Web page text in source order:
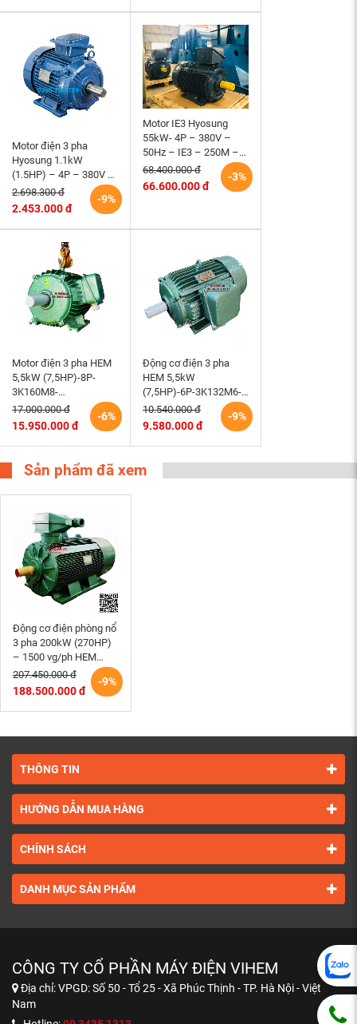
Motor điện 3 pha
Hyosung 1.1kW
(1.5HP) – 4P – 380V –
50Hz – TEFC – 90S
(tốc độ 1500rpm)
-9%
2.698.300 đ
2.453.000 đ
Motor IE3 Hyosung
55kW- 4P – 380V –
50Hz – IE3 – 250M –
B3 hiệu suất cao
-3%
68.400.000 đ
66.600.000 đ
Motor điện 3 pha HEM
5,5kW (7,5HP)-8P-
3K160M8-
220/380/660V-B3 tốc
độ 730 (750)r/min
động cơ điện cơ Hem
Vihem
-6%
17.000.000 đ
15.950.000 đ
Động cơ điện 3 pha
HEM 5,5kW
(7,5HP)-6P-3K132M6-
220/380V tốc độ 980 –
1000 r/min điện cơ -9%
10.540.000 đ
9.580.000 đ
Sản phẩm đã xem
Động cơ điện phòng nổ
3 pha 200kW (270HP)
– 1500 vg/ph HEM
(điện cơ Hà Nội)
-9%
207.450.000 đ
188.500.000 đ
THÔNG TIN
HƯỚNG DẪN MUA HÀNG
CHÍNH SÁCH
DANH MỤC SẢN PHẨM
CÔNG TY CỔ PHẦN MÁY ĐIỆN VIHEM
Địa chỉ:VPGD: Số 50 - Tổ 25 - Xã Phúc Thịnh - TP. Hà Nội - Việt
Nam